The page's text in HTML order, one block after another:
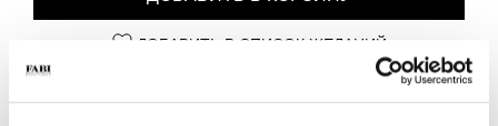
ДОБАВИТЬ В СПИСОК ЖЕЛАНИЙ
СВЕДЕНИЯ О ПРОДУКТЕ